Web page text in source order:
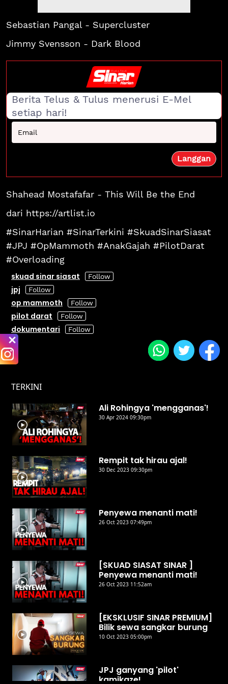
Sebastian Pangal - Supercluster
Jimmy Svensson - Dark Blood
Berita Telus & Tulus menerusi E-Mel
setiap hari!
Shahead Mostafafar - This Will Be the End
dari https://artlist.io
#SinarHarian #SinarTerkini #SkuadSinarSiasat
#JPJ #OpMammoth #AnakGajah #PilotDarat
#Overloading
skuad sinar siasat
jpj
op mammoth
pilot darat
dokumentari
TERKINI
Ali Rohingya 'mengganas'!
30 Apr 2024 09:30pm
Rempit tak hirau ajal!
30 Dec 2023 09:30pm
Penyewa menanti mati!
26 Oct 2023 07:49pm
[SKUAD SIASAT SINAR ]
Penyewa menanti mati!
26 Oct 2023 11:52am
[EKSKLUSIF SINAR PREMIUM]
Bilik sewa sangkar burung
10 Oct 2023 05:00pm
JPJ ganyang 'pilot'
kamikaze!